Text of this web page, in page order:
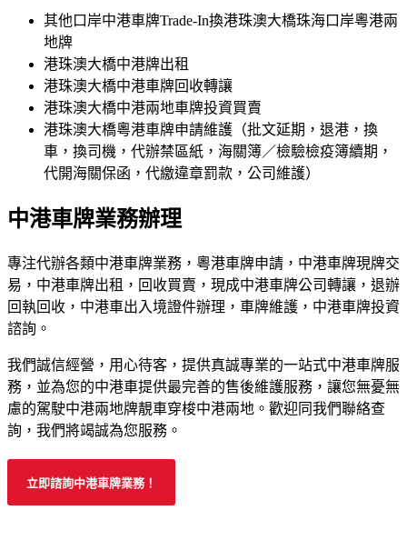
其他口岸中港車牌Trade-In換港珠澳大橋珠海口岸粵港兩
地牌
港珠澳大橋中港牌出租
港珠澳大橋中港車牌回收轉讓
港珠澳大橋中港兩地車牌投資買賣
港珠澳大橋粵港車牌申請維護（批文延期，退港，換
車，換司機，代辦禁區紙，海關簿／檢驗檢疫簿續期，
代開海關保函，代繳違章罰款，公司維護）
中港車牌業務辦理
專注代辦各類中港車牌業務，粵港車牌申請，中港車牌現牌交
易，中港車牌出租，回收買賣，現成中港車牌公司轉讓，退辦
回執回收，中港車出入境證件辦理，車牌維護，中港車牌投資
諮詢。
我們誠信經營，用心待客，提供真誠專業的一站式中港車牌服
務，並為您的中港車提供最完善的售後維護服務，讓您無憂無
慮的駕駛中港兩地牌靚車穿梭中港兩地。歡迎同我們聯絡查
詢，我們將竭誠為您服務。
立即諮詢中港車牌業務！